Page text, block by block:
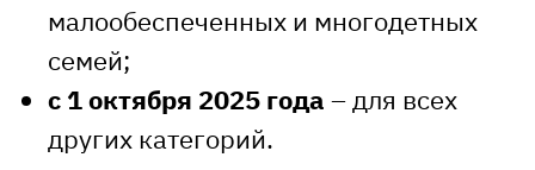
малообеспеченных и многодетных
семей;
с 1 октября 2025 года – для всех
других категорий.